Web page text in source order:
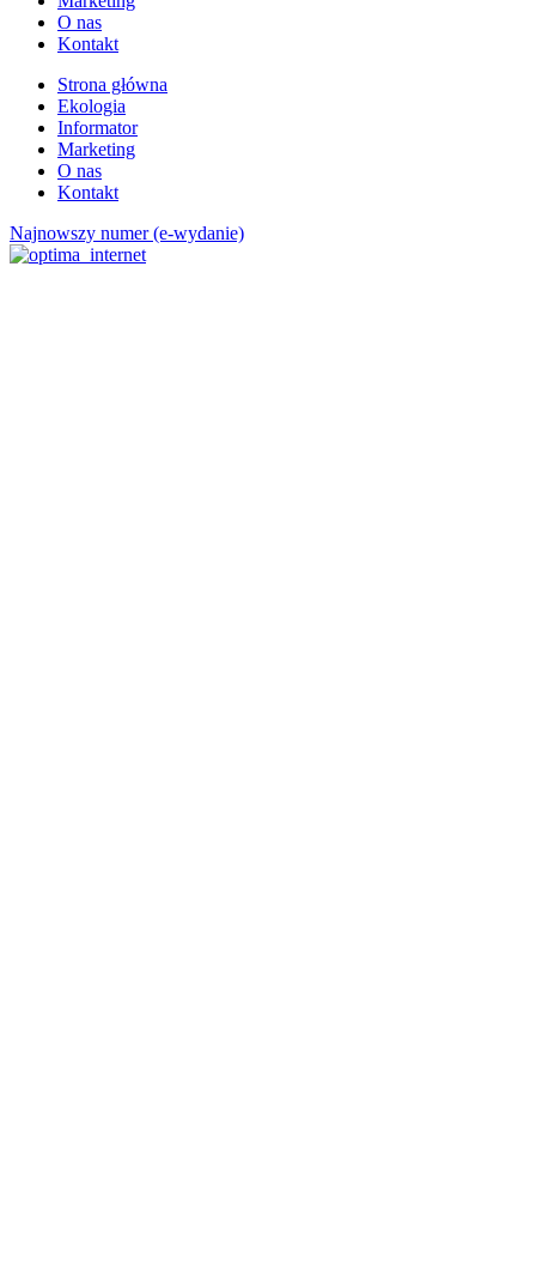
O nas
Kontakt
Strona główna
Ekologia
Informator
Marketing
O nas
Kontakt
Najnowszy numer (e-wydanie)